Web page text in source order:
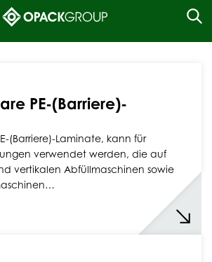
PE-(Barriere)-
(Barriere)-Laminate, kann für
verwendet werden, die auf
vertikalen Abfüllmaschinen sowie